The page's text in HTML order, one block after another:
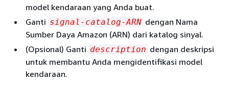
model kendaraan yang Anda buat.
Ganti signal-catalog-ARN dengan Nama
Sumber Daya Amazon (ARN) dari katalog sinyal.
(Opsional) Ganti description dengan deskripsi
untuk membantu Anda mengidentifikasi model
kendaraan.